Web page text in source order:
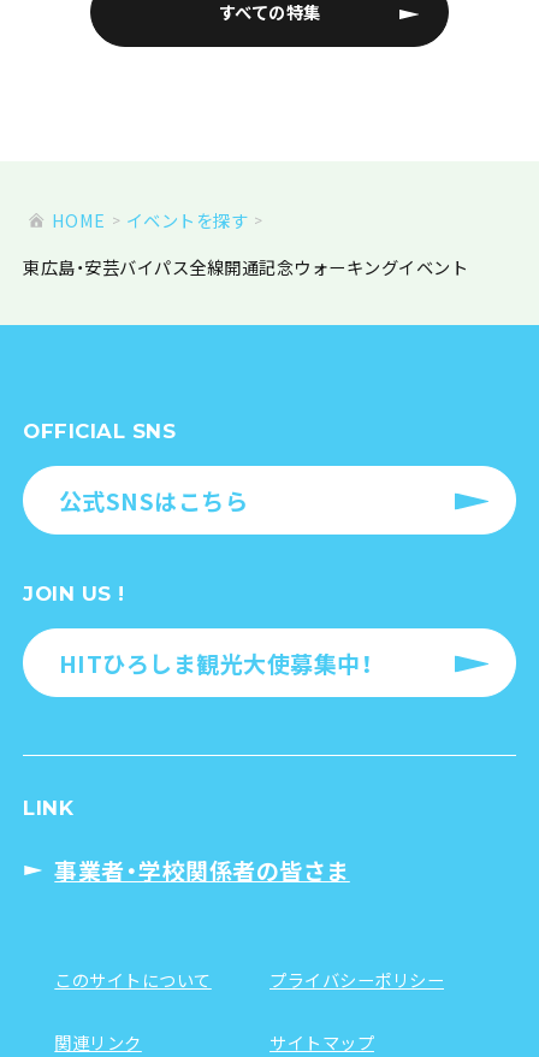
すべての特集
HOME
イベントを探す
東広島・安芸バイパス全線開通記念ウォーキングイベント
OFFICIAL SNS
公式SNSはこちら
JOIN US !
HITひろしま観光大使募集中！
LINK
事業者・学校関係者の皆さま
このサイトについて プライバシーポリシー
関連リンク サイトマップ